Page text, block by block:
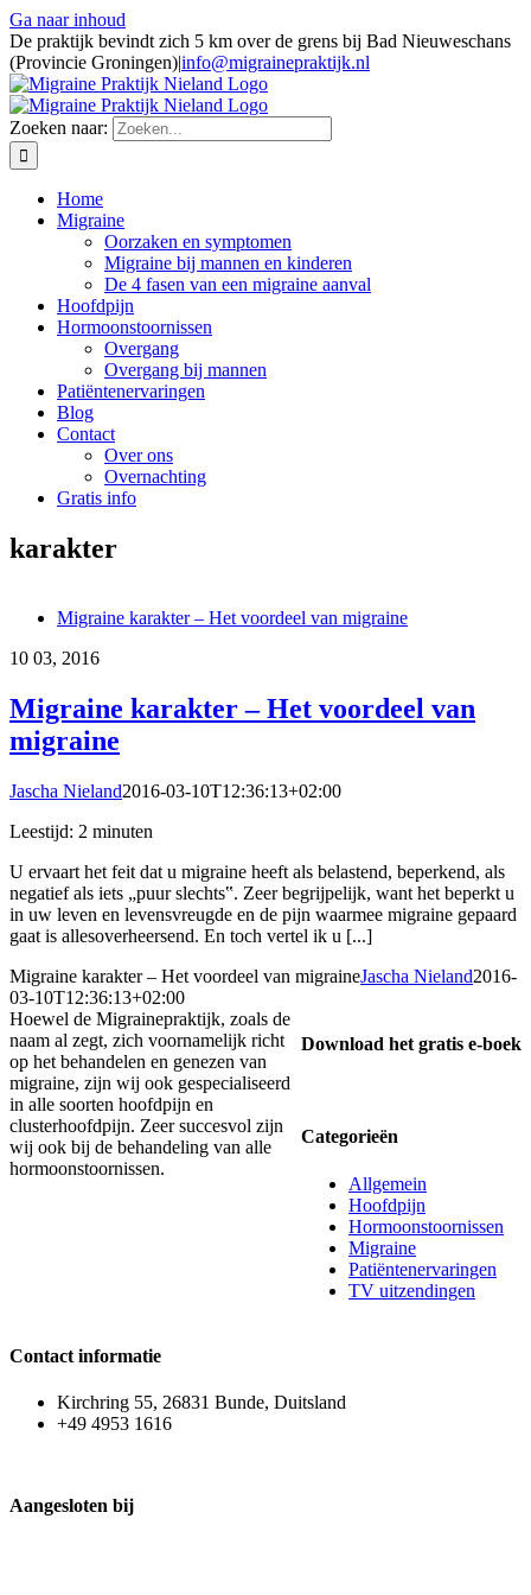
Ga naar inhoud
De praktijk bevindt zich 5 km over de grens bij Bad Nieuweschans
(Provincie Groningen)|info@migrainepraktijk.nl
Zoeken naar:
Home
Migraine
Oorzaken en symptomen
Migraine bij mannen en kinderen
De 4 fasen van een migraine aanval
Hoofdpijn
Hormoonstoornissen
Overgang
Overgang bij mannen
Patiëntenervaringen
Blog
Contact
Over ons
Overnachting
Gratis info
karakter
Migraine karakter – Het voordeel van migraine
10 03, 2016
Migraine karakter – Het voordeel van
migraine
Jascha Nieland2016-03-10T12:36:13+02:00
Leestijd: 2 minuten
U ervaart het feit dat u migraine heeft als belastend, beperkend, als
negatief als iets „puur slechts‟. Zeer begrijpelijk, want het beperkt u
in uw leven en levensvreugde en de pijn waarmee migraine gepaard
gaat is allesoverheersend. En toch vertel ik u [...]
Migraine karakter – Het voordeel van migraineJascha Nieland2016-
03-10T12:36:13+02:00
Download het gratis e-boek
Categorieën
Allgemein
Hoofdpijn
Hormoonstoornissen
Migraine
Patiëntenervaringen
TV uitzendingen
Hoewel de Migrainepraktijk, zoals de
naam al zegt, zich voornamelijk richt
op het behandelen en genezen van
migraine, zijn wij ook gespecialiseerd
in alle soorten hoofdpijn en
clusterhoofdpijn. Zeer succesvol zijn
wij ook bij de behandeling van alle
hormoonstoornissen.
Contact informatie
Kirchring 55, 26831 Bunde, Duitsland
+49 4953 1616
Aangesloten bij